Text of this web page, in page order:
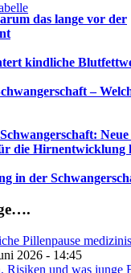
das lange vor der
kindliche
–
die Hirnentwicklung
in der
Pillenpause
2026 - 14:45
Risiken und was junge